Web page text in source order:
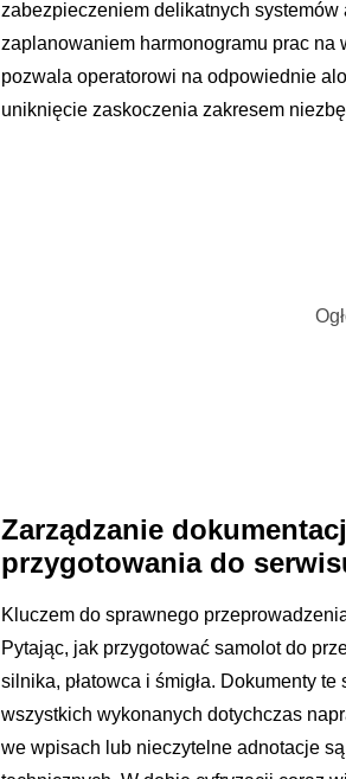
zabezpieczeniem delikatnych
zaplanowaniem harmonogramu prac na
pozwala operatorowi na odpowiednie
uniknięcie zaskoczenia zakresem
Zarządzanie
przygotowania do
Kluczem do sprawnego
Pytając, jak przygotować samolot do
silnika, płatowca i śmigła. Dokumenty
wszystkich wykonanych dotychczas
we wpisach lub nieczytelne adnotacje